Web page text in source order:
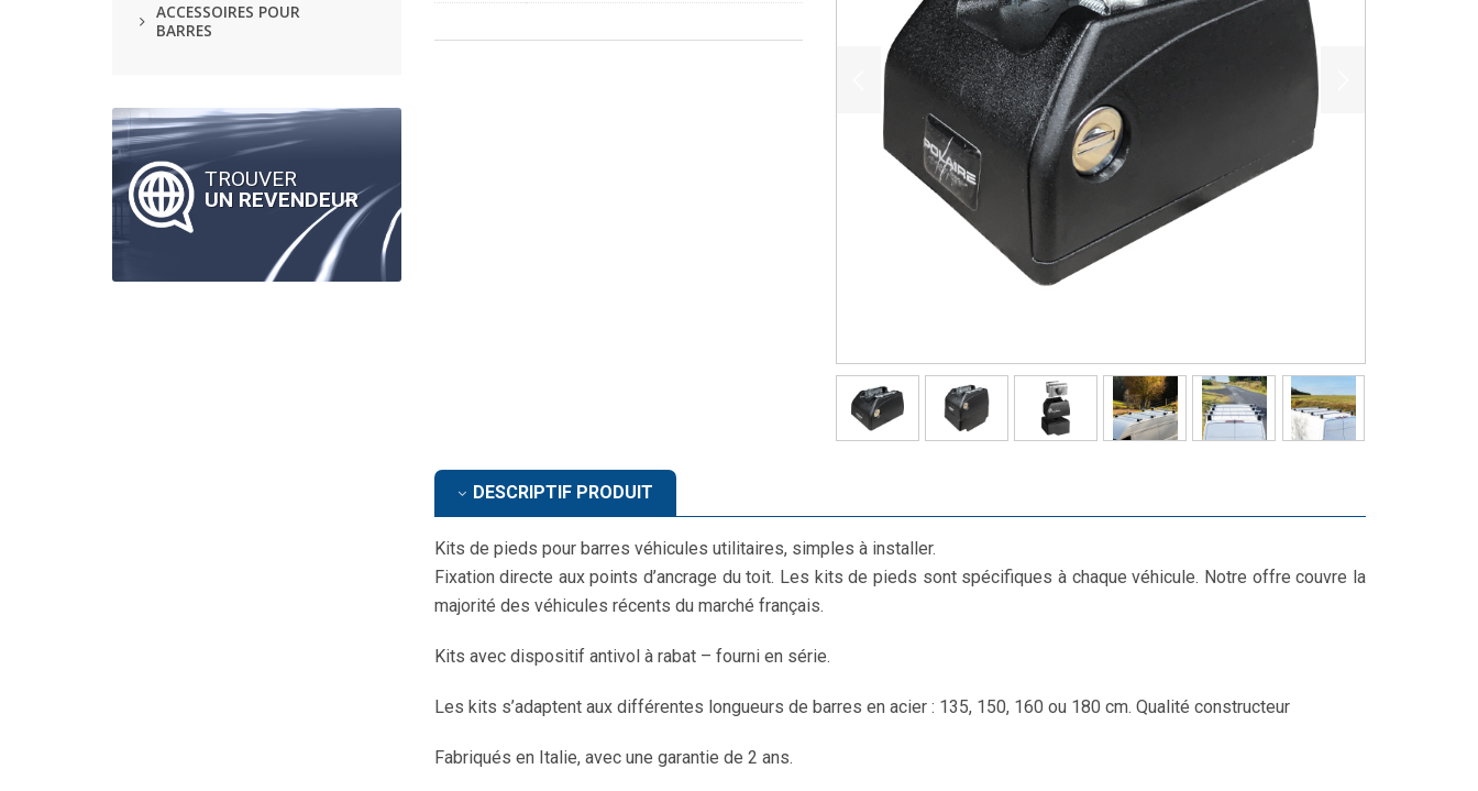
ACCESSOIRES POUR
BARRES
TROUVER
UN REVENDEUR
DESCRIPTIF PRODUIT
Kits de pieds pour barres véhicules utilitaires, simples à installer.
Fixation directe aux points d’ancrage du toit. Les kits de pieds sont spécifiques à chaque véhicule. Notre offre couvre la
majorité des véhicules récents du marché français.
Kits avec dispositif antivol à rabat – fourni en série.
Les kits s’adaptent aux différentes longueurs de barres en acier : 135, 150, 160 ou 180 cm. Qualité constructeur
Fabriqués en Italie, avec une garantie de 2 ans.